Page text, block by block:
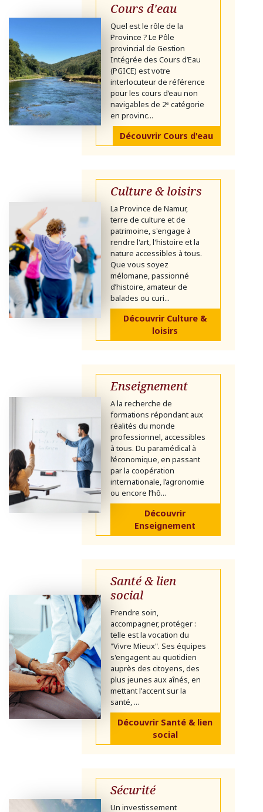
Cours d'eau
Quel est le rôle de la
Province ? Le Pôle
provincial de Gestion
Intégrée des Cours d’Eau
(PGICE) est votre
interlocuteur de référence
pour les cours d’eau non
navigables de 2ᵉ catégorie
en provinc...
Découvrir Cours d'eau
Culture & loisirs
La Province de Namur,
terre de culture et de
patrimoine, s'engage à
rendre l'art, l'histoire et la
nature accessibles à tous.
Que vous soyez
mélomane, passionné
d’histoire, amateur de
balades ou curi...
Découvrir Culture &
loisirs
Enseignement
A la recherche de
formations répondant aux
réalités du monde
professionnel, accessibles
à tous. Du paramédical à
l’économique, en passant
par la coopération
internationale, l’agronomie
ou encore l’hô...
Découvrir
Enseignement
Santé & lien
social
Prendre soin,
accompagner, protéger :
telle est la vocation du
"Vivre Mieux". Ses équipes
s'engagent au quotidien
auprès des citoyens, des
plus jeunes aux aînés, en
mettant l'accent sur la
santé, ...
Découvrir Santé & lien
social
Sécurité
Un investissement